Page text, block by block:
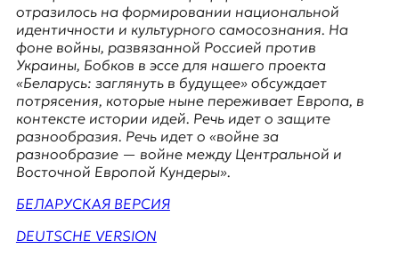
D
E
K
O
D
E
R
отразилось на формировании национальной
идентичности и культурного самосознания. На
фоне войны, развязанной Россией против
Украины, Бобков в эссе для нашего проекта
«Беларусь: заглянуть в будущее» обсуждает
потрясения, которые ныне переживает Европа, в
контексте истории идей. Речь идет о защите
разнообразия. Речь идет о «войне за
разнообразие — войне между Центральной и
Восточной Европой Кундеры».
БЕЛАРУСКАЯ ВЕРСИЯ
DEUTSCHE VERSION